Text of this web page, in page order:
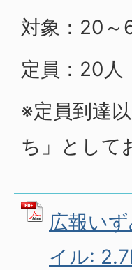
対象：20～
定員：20人
※定員到達
ち」として
広報い
イル: